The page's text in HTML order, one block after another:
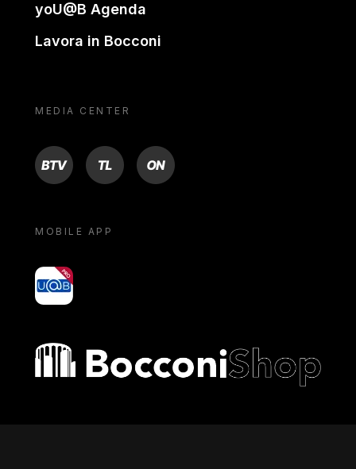
yoU@B Agenda
Lavora in Bocconi
MEDIA CENTER
BTV TL ON
MOBILE APP
yoU@B
Bocconi shop